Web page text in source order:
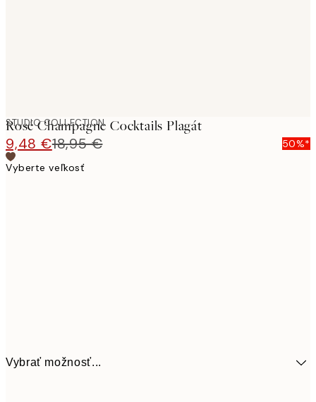
STUDIO COLLECTION
Rosé Champagne Cocktails Plagát
9,48 €18,95 €
50%*
Vyberte veľkosť
Vybrať možnosť...